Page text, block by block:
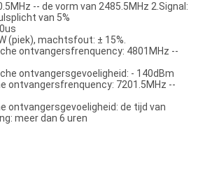
-- de vorm van 2485.5MHz 2.Signal:
van 5%
(piek), machtsfout: ± 15%.
ontvangersfrenquency: 4801MHz --
ontvangersgevoeligheid: - 140dBm
ontvangersfrenquency: 7201.5MHz --
ontvangersgevoeligheid: de tijd van
meer dan 6 uren